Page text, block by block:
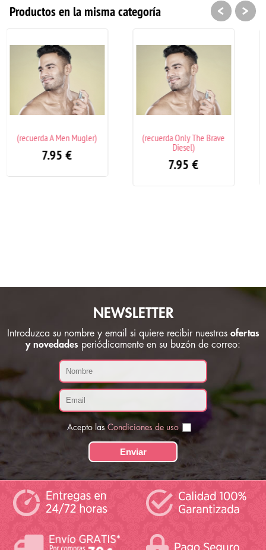
Productos en la misma categoría
(recuerda Only The Brave
Diesel)
7.95
(recuerda Light Blue Pour
Homme Dolce & Gabbana)
7.95
< >
NEWSLETTER
Introduzca su nombre y email si quiere recibir nuestras ofertas
y novedades periódicamente en su buzón de correo:
Acepto las Condiciones de uso